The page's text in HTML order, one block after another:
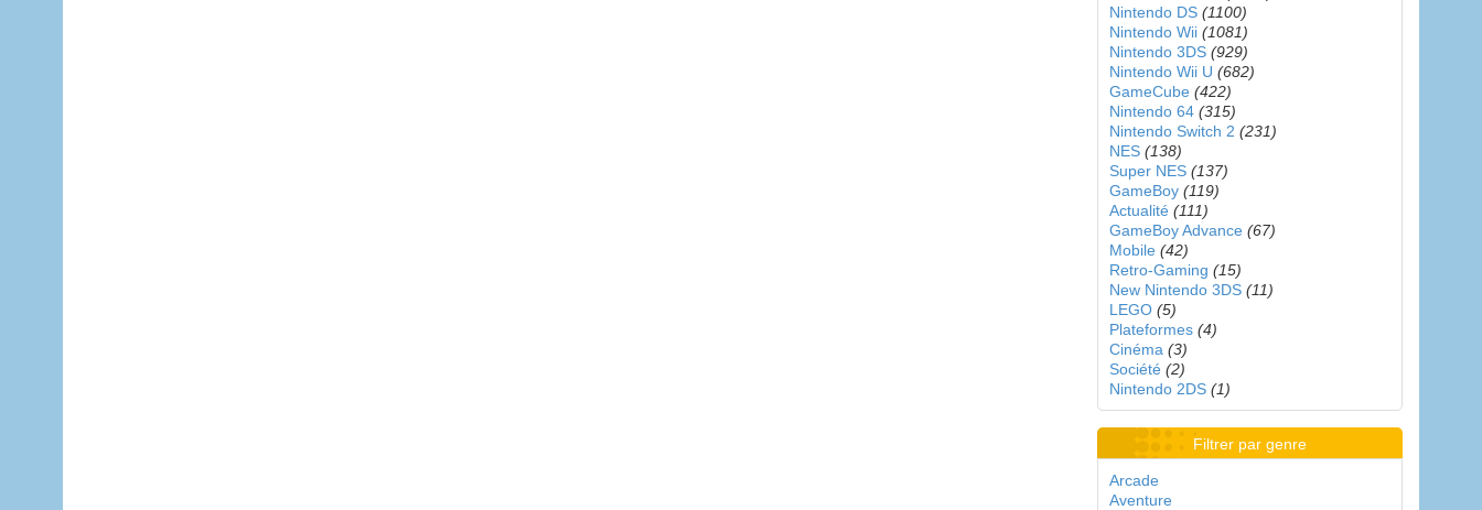
Nintendo DS (1100)
Nintendo Wii (1081)
Nintendo 3DS (929)
Nintendo Wii U (682)
GameCube (422)
Nintendo 64 (315)
Nintendo Switch 2 (231)
NES (138)
Super NES (137)
GameBoy (119)
Actualité (111)
GameBoy Advance (67)
Mobile (42)
Retro-Gaming (15)
New Nintendo 3DS (11)
LEGO (5)
Plateformes (4)
Cinéma (3)
Société (2)
Nintendo 2DS (1)
Filtrer par genre
Arcade
Aventure